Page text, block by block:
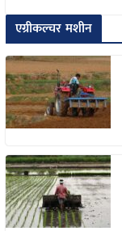
एग्रीकल्चर मशीन